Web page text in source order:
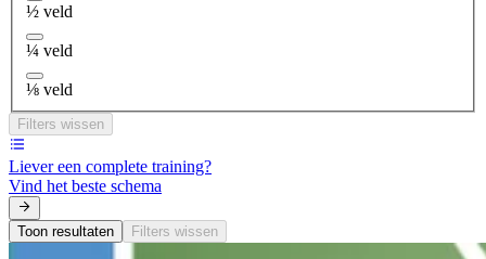
½ veld
¼ veld
⅛ veld
Filters wissen
Liever een complete training?
Vind het beste schema
Toon resultaten Filters wissen